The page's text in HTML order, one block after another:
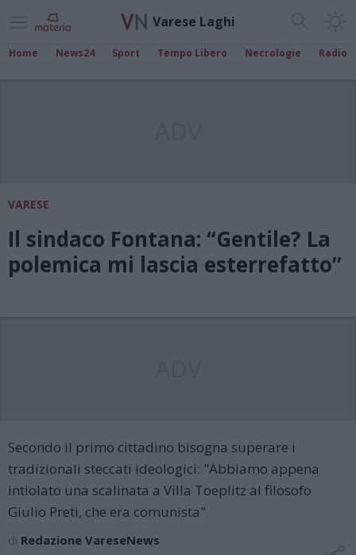
Varese Laghi
Home News24 Sport Tempo Libero Necrologie Radio
VARESE
Il sindaco Fontana: “Gentile? La
polemica mi lascia esterrefatto”
Secondo il primo cittadino bisogna superare i
tradizionali steccati ideologici: "Abbiamo appena
intiolato una scalinata a Villa Toeplitz al filosofo
Giulio Preti, che era comunista"
di Redazione VareseNews